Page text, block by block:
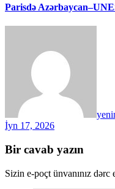
Parisdə
İyn 17, 2026
Bir cavab yazın
Sizin e-poçt ünvanınız dərc